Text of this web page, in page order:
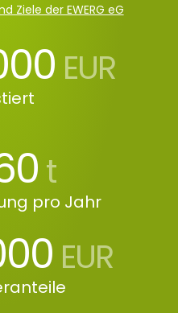
Ziele der EWERG eG
EUR
t
pro Jahr
EUR